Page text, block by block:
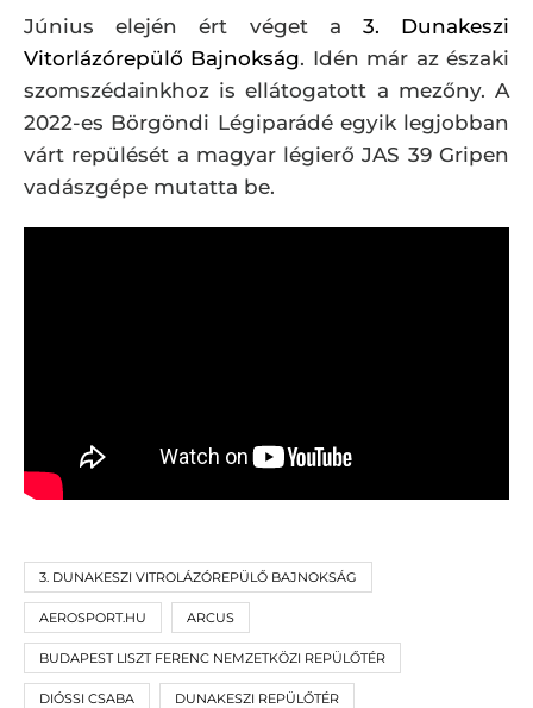
Június elején ért véget a 3. Dunakeszi
Vitorlázórepülő Bajnokság. Idén már az északi
szomszédainkhoz is ellátogatott a mezőny. A
2022-es Börgöndi Légiparádé egyik legjobban
várt repülését a magyar légierő JAS 39 Gripen
vadászgépe mutatta be.
3. DUNAKESZI VITROLÁZÓREPÜLŐ BAJNOKSÁG
AEROSPORT.HU ARCUS
BUDAPEST LISZT FERENC NEMZETKÖZI REPÜLŐTÉR
DIÓSSI CSABA DUNAKESZI REPÜLŐTÉR